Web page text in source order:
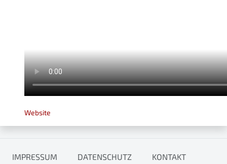
Website
IMPRESSUM DATENSCHUTZ KONTAKT